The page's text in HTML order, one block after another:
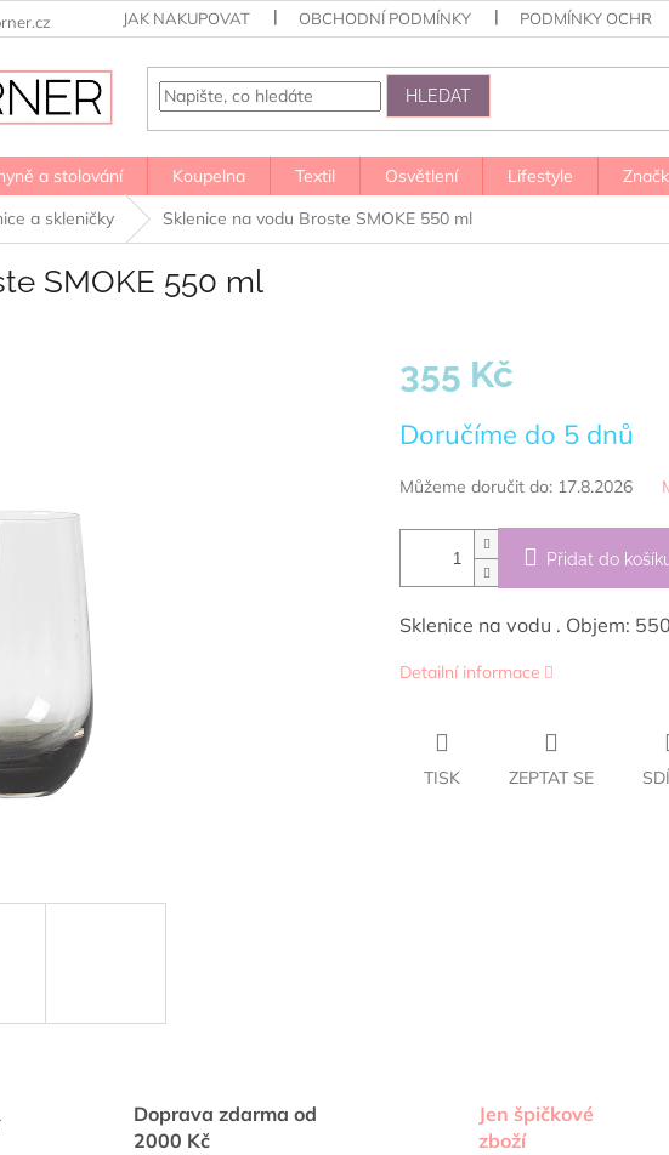
JAK NAKUPOVAT OBCHODNÍ PODMÍNKY PODMÍNKY
HLEDAT
a stolování Koupelna Textil Osvětlení Lifestyle
a skleničky Sklenice na vodu Broste SMOKE 550 ml
SMOKE 550 ml
355 Kč
cena:
Doručíme do 5 dnů
Můžeme doručit do: 17.8.2026
Přidat do
Sklenice na vodu . Objem:
Detailní informace
TISK ZEPTAT SE
Doprava zdarma od
2000 Kč
Jen špičkové
zboží